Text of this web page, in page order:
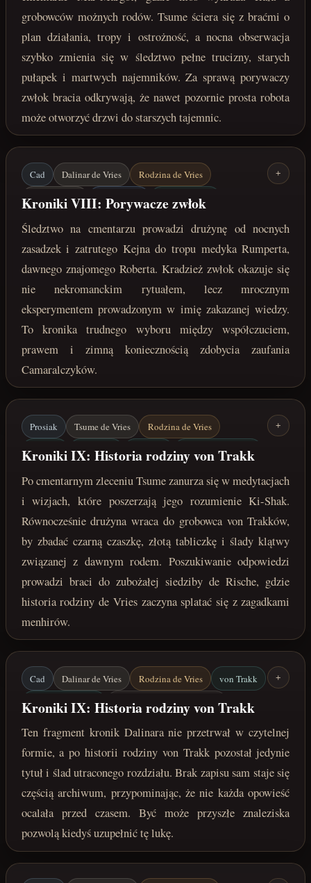
grobowców możnych rodów. Tsume ściera się z braćmi o
plan działania, tropy i ostrożność, a nocna obserwacja
szybko zmienia się w śledztwo pełne trucizny, starych
pułapek i martwych najemników. Za sprawą porywaczy
zwłok bracia odkrywają, że nawet pozornie prosta robota
może otworzyć drzwi do starszych tajemnic.
Cad Dalinar de Vries
Rodzina de Vries
Kejn de Vries
Mar-Margot
Camaralczycy
Cmentarze Mar-Margot
Zakazana wiedza
kwiecień 222 roku po Zaćmieniu
+
Kroniki VIII: Porywacze zwłok
Śledztwo na cmentarzu prowadzi drużynę od nocnych
zasadzek i zatrutego Kejna do tropu medyka Rumperta,
dawnego znajomego Roberta. Kradzież zwłok okazuje się
nie nekromanckim rytuałem, lecz mrocznym
eksperymentem prowadzonym w imię zakazanej wiedzy.
To kronika trudnego wyboru między współczuciem,
prawem i zimną koniecznością zdobycia zaufania
Camaralczyków.
Prosiak Tsume de Vries
Rodzina de Vries
Ki-Shak
von Trakk Menhiry
Zagadki Menhirów
+
Kroniki IX: Historia rodziny von Trakk
Po cmentarnym zleceniu Tsume zanurza się w medytacjach
i wizjach, które poszerzają jego rozumienie Ki-Shak.
Równocześnie drużyna wraca do grobowca von Trakków,
by zbadać czarną czaszkę, złotą tabliczkę i ślady klątwy
związanej z dawnym rodem. Poszukiwanie odpowiedzi
prowadzi braci do zubożałej siedziby de Rische, gdzie
historia rodziny de Vries zaczyna splatać się z zagadkami
menhirów.
Cad Dalinar de Vries Rodzina de Vries
von Trakk
Zaginione zapiski
maj 222 roku po Zaćmieniu
+
Kroniki IX: Historia rodziny von Trakk
Ten fragment kronik Dalinara nie przetrwał w czytelnej
formie, a po historii rodziny von Trakk pozostał jedynie
tytuł i ślad utraconego rozdziału. Brak zapisu sam staje się
częścią archiwum, przypominając, że nie każda opowieść
ocalała przed czasem. Być może przyszłe znaleziska
pozwolą kiedyś uzupełnić tę lukę.